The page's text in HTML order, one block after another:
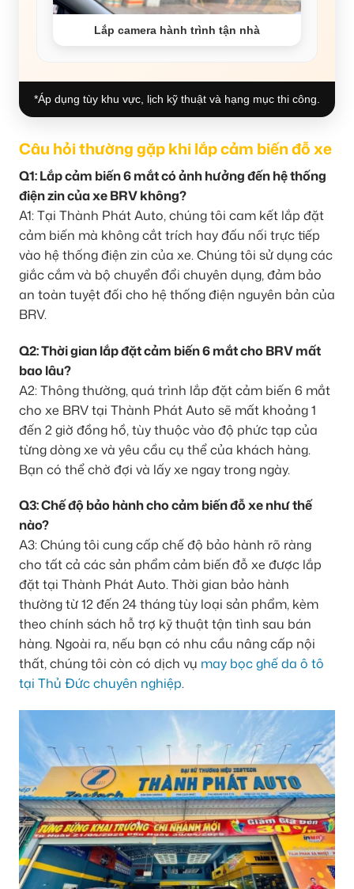
Lắp camera hành trình tận nhà
*Áp dụng tùy khu vực, lịch kỹ thuật và hạng mục thi công.
Câu hỏi thường gặp khi lắp cảm biến đỗ xe
Q1: Lắp cảm biến 6 mắt có ảnh hưởng đến hệ thống
điện zin của xe BRV không?
A1: Tại Thành Phát Auto, chúng tôi cam kết lắp đặt
cảm biến mà không cắt trích hay đấu nối trực tiếp
vào hệ thống điện zin của xe. Chúng tôi sử dụng các
giắc cắm và bộ chuyển đổi chuyên dụng, đảm bảo
an toàn tuyệt đối cho hệ thống điện nguyên bản của
BRV.
Q2: Thời gian lắp đặt cảm biến 6 mắt cho BRV mất
bao lâu?
A2: Thông thường, quá trình lắp đặt cảm biến 6 mắt
cho xe BRV tại Thành Phát Auto sẽ mất khoảng 1
đến 2 giờ đồng hồ, tùy thuộc vào độ phức tạp của
từng dòng xe và yêu cầu cụ thể của khách hàng.
Bạn có thể chờ đợi và lấy xe ngay trong ngày.
Q3: Chế độ bảo hành cho cảm biến đỗ xe như thế
nào?
A3: Chúng tôi cung cấp chế độ bảo hành rõ ràng
cho tất cả các sản phẩm cảm biến đỗ xe được lắp
đặt tại Thành Phát Auto. Thời gian bảo hành
thường từ 12 đến 24 tháng tùy loại sản phẩm, kèm
theo chính sách hỗ trợ kỹ thuật tận tình sau bán
hàng. Ngoài ra, nếu bạn có nhu cầu nâng cấp nội
thất, chúng tôi còn có dịch vụ may bọc ghế da ô tô
tại Thủ Đức chuyên nghiệp.